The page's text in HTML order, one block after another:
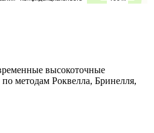
высокоточные
методам Роквелла, Бринелля,